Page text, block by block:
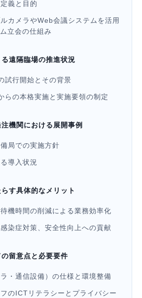
義と目的
カメラやWeb会議システムを活用
立会の仕組み
遠隔臨場の推進状況
試行開始とその背景
らの本格実施と実施要領の制定
機関における展開事例
局での実施方針
導入状況
す具体的なメリット
機時間の削減による業務効率化
染症対策、安全性向上への貢献
留意点と必要要件
・通信設備）の仕様と環境整備
のICTリテラシーとプライバシー